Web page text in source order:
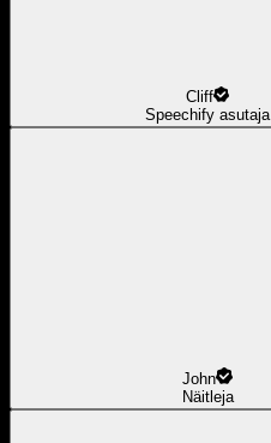
Cliff
Speechify asutaja
John
Näitleja